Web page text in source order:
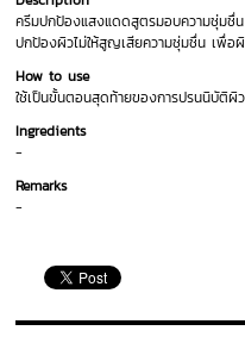
ครีมปกป้องแสงแดดสูตรมอบความชุ่มชื่
ปกป้องผิวไม่ให้สูญเสียความชุ่มชื่น เพื่อ
How to use
ใช้เป็นขั้นตอนสุดท้ายของการปรนนิบัติผิ
Ingredients
-
Remarks
-